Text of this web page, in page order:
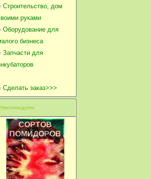
Строительство, дом
руками
Оборудование для
бизнеса
Запчасти для
Сделать заказ>>>